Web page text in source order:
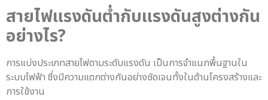
สายไฟแรงดันต่ำกับแรงดันสูงต่างกัน
อย่างไร?
การแบ่งประเภทสายไฟตามระดับแรงดัน เป็นการจำแนกพื้นฐานใน
ระบบไฟฟ้า ซึ่งมีความแตกต่างกันอย่างชัดเจนทั้งในด้านโครงสร้างและ
การใช้งาน